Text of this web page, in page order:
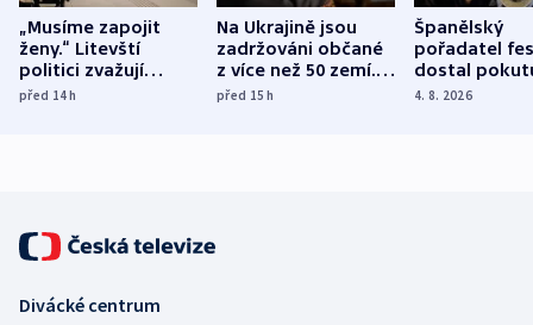
„Musíme zapojit
ženy.“ Litevští
politici zvažují
dohodu o
před 14h
Na Ukrajině jsou
zadržováni občané
z více než 50 zemí.
Bojovali na straně
před 15h
Španělský
pořadatel
dostal
nekalé
4. 8. 2026
Divácké centrum